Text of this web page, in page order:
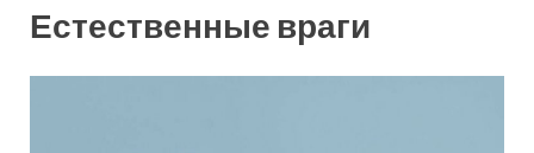
Естественные враги